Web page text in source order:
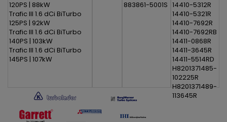
120PS | 88kW
Trafic III 1.6 dCi BiTurbo
125PS | 92kW
Trafic III 1.6 dCi BiTurbo
140PS | 103kW
Trafic III 1.6 dCi BiTurbo
145PS | 107kW
883861-5001S 14410-5312R
14410-5321R
14410-7692R
14410-7692RB
14411-0868R
14411-3645R
14411-5514RD
H8201371485-
102225R
H8201371489-
113645R